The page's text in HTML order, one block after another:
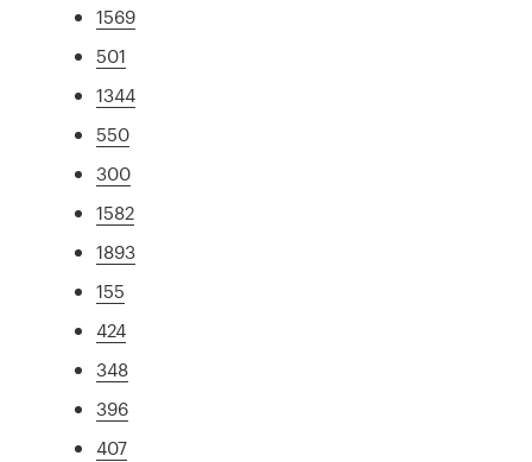
1569
501
1344
550
300
1582
1893
155
424
348
396
407